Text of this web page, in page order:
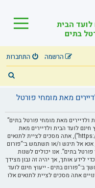
לועד הבית
בתים
התחברות
הרשמה
י
מאת מומחי פורטל
ולדיירים מאת מומחי פורטל בתים”
חינם לועד הבית ולדיירים מאת
מומחי פורטל בתים”, “https://www.batim.org.il/forum”), אתה מסכים לציית לתנאים
אל תיגש ו/או תשתמש ב־“פורום
בתים”. אנו יכולים לשנות
לידע אותך, אך יהיה זה נבון מצידך
בתים - ייעוץ חינם לועד
אתה מסכים לציית לתנאים אלו